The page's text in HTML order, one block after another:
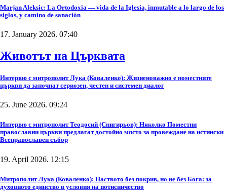
Marjan Aleksic: La Ortodoxia — vida de la Iglesia, inmutable a lo largo de los
siglos, y camino de sanación
17. January 2026. 07:40
Животът на Църквата
Интервю с митрополит Лука (Коваленко): Жизненоважно е поместните
църкви да започнат сериозен, честен и системен диалог
25. June 2026. 09:24
Интервю с митрополит Теодосий (Снигирьов): Няколко Поместни
православни църкви предлагат достойно място за провеждане на истински
Всеправославен събор
19. April 2026. 12:15
Митрополит Лука (Коваленко): Паството без покрив, но не без Бога: за
духовното единство в условия на потисничество